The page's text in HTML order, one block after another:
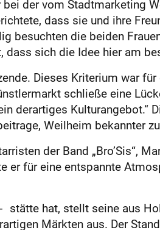
der vom Stadtmarketing
dass sie und ihre
besuchten die beiden
sich die Idee hier am
Dieses Kriterium war
schließe eine
derartiges Kulturangebot.“
Weilheim bekannter
der Band „Bro’Sis“,
für eine entspannte
stätte hat, stellt seine aus
Märkten aus. Der